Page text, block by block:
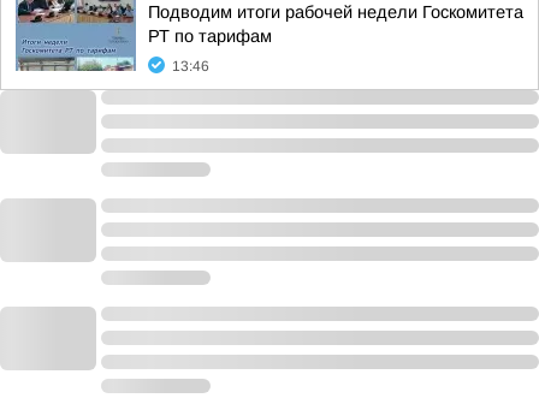
Подводим итоги рабочей недели Госкомитета
РТ по тарифам
13:46